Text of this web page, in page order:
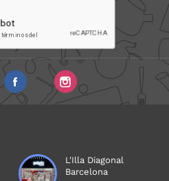
L'Illa Diagonal
Barcelona